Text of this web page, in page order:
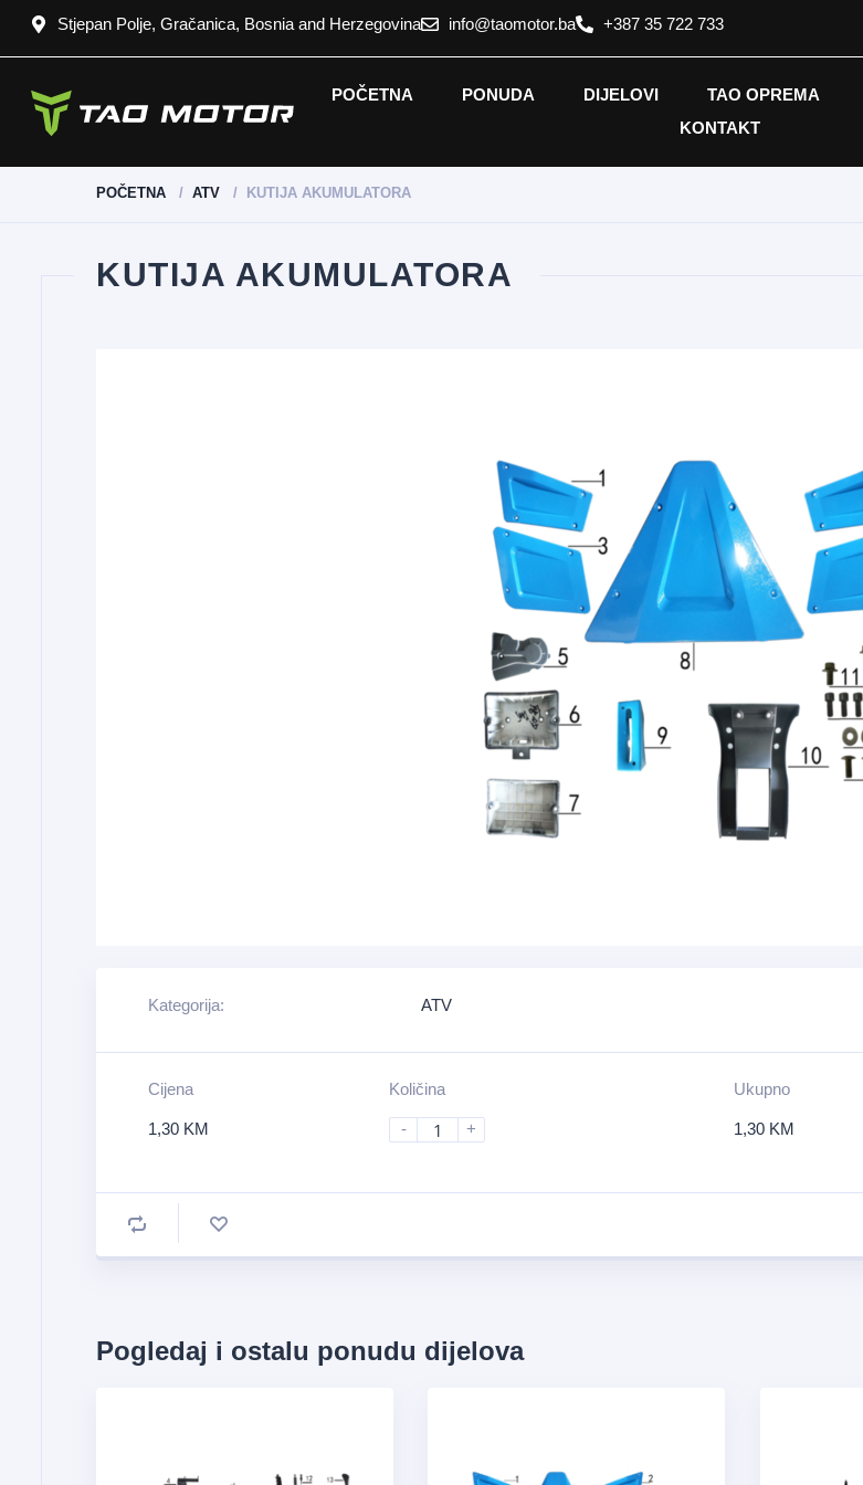
Stjepan Polje, Gračanica, Bosnia and Herzegovina info@taomotor.ba +387 35 722 733
POČETNA PONUDA DIJELOVI TAO OPREMA
KONTAKT
POČETNA ATV KUTIJA AKUMULATORA
KUTIJA AKUMULATORA
Kategorija: ATV
Cijena
1,30 KM
Količina
- +
Ukupno
1,30 KM
Pogledaj i ostalu ponudu dijelova